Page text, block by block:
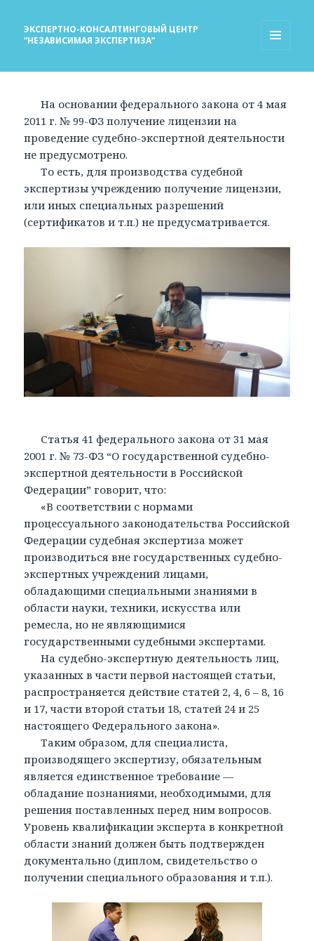
ЭКСПЕРТНО-КОНСАЛТИНГОВЫЙ ЦЕНТР
“НЕЗАВИСИМАЯ ЭКСПЕРТИЗА”
На основании федерального закона от 4 мая
2011 г. № 99-ФЗ получение лицензии на
проведение судебно-экспертной деятельности
не предусмотрено.
То есть, для производства судебной
экспертизы учреждению получение лицензии,
или иных специальных разрешений
(сертификатов и т.п.) не предусматривается.
Статья 41 федерального закона от 31 мая
2001 г. № 73-ФЗ “О государственной судебно-
экспертной деятельности в Российской
Федерации” говорит, что:
«В соответствии с нормами
процессуального законодательства Российской
Федерации судебная экспертиза может
производиться вне государственных судебно-
экспертных учреждений лицами,
обладающими специальными знаниями в
области науки, техники, искусства или
ремесла, но не являющимися
государственными судебными экспертами.
На судебно-экспертную деятельность лиц,
указанных в части первой настоящей статьи,
распространяется действие статей 2, 4, 6 – 8, 16
и 17, части второй статьи 18, статей 24 и 25
настоящего Федерального закона».
Таким образом, для специалиста,
производящего экспертизу, обязательным
является единственное требование —
обладание познаниями, необходимыми, для
решения поставленных перед ним вопросов.
Уровень квалификации эксперта в конкретной
области знаний должен быть подтвержден
документально (диплом, свидетельство о
получении специального образования и т.п.).